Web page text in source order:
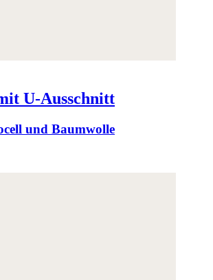
U-Ausschnitt
und Baumwolle